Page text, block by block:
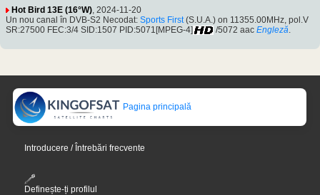
Hot Bird 13E (16°W) , 2024-11-20
Un nou canal în DVB-S2 Necodat: Sports First (S.U.A.) on 11355.00MHz, pol.V
SR:27500 FEC:3/4 SID:1507 PID:5071[MPEG-4]
/5072 aac Engleză
Pagina principală
Introducere / Întrebări frecvente
Definește-ți profilul